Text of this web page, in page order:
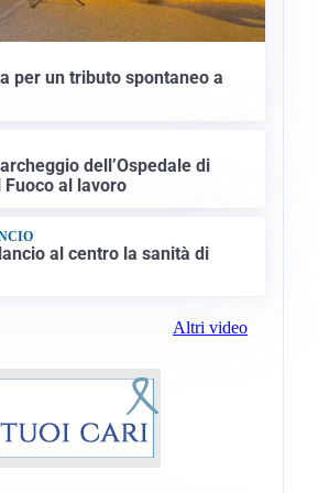
per un tributo spontaneo a
dell’Ospedale di
al lavoro
al centro la sanità di
Altri video